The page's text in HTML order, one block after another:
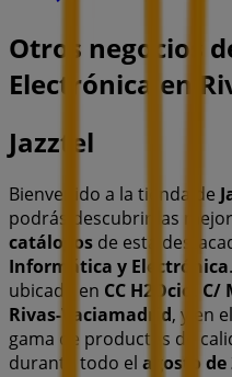
Otros negocios
Electrónica en
Jazztel
Bienvenido a la tienda de
podrás descubrir las
catálogos de esta
Informática y Electrónica
ubicada en CC H2Ocio.
Rivas-Vaciamadrid, y en
gama de productos de
durante todo el agosto de